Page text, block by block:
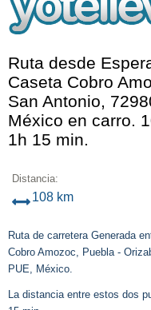
Ruta desde
Caseta Cobro
San Antonio,
México en carro.
1h 15 min.
Distancia:
108 km
Ruta de carretera Generada
Cobro Amozoc, Puebla -
PUE, México.
La distancia entre estos dos